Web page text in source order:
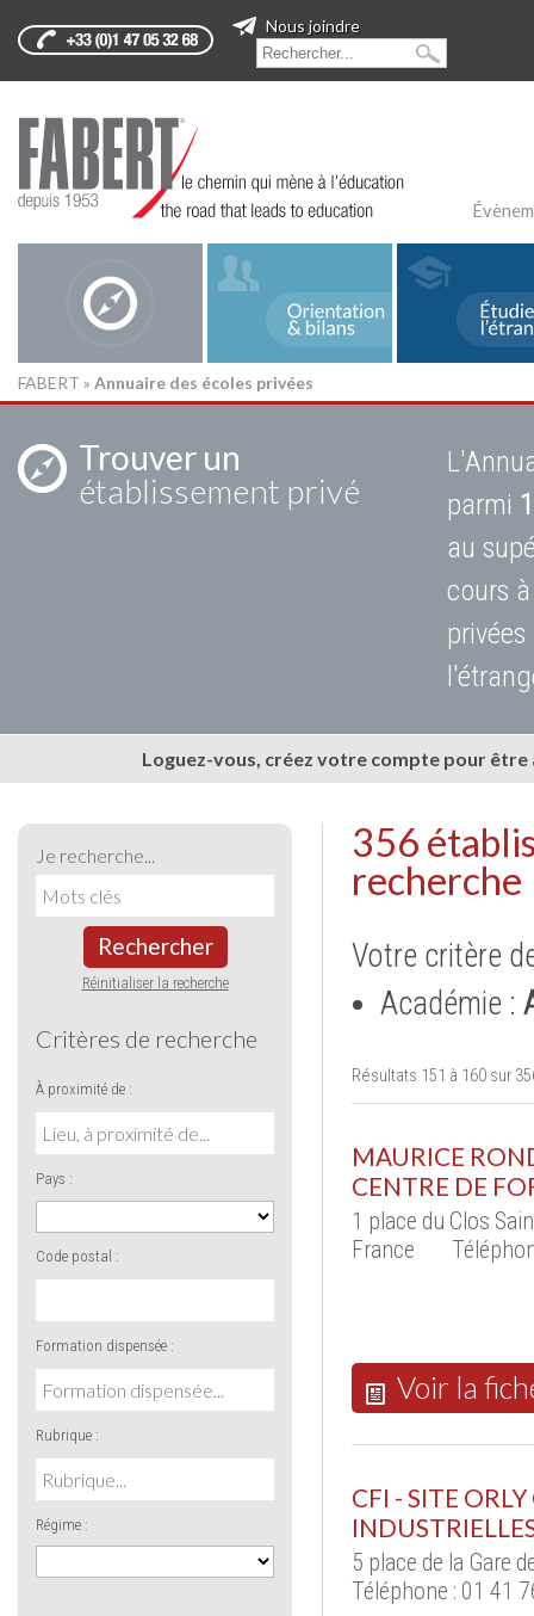
Nous joindre
FABERT » Annuaire des écoles privées
Trouver un
établissement privé
parmi
au
cours
Loguez-vous, créez votre compte pour
Je recherche...
Rechercher
Réinitialiser la recherche
Critères de recherche
À proximité de :
Pays :
Code postal :
Formation dispensée :
Rubrique :
Régime :
356
recherche
Votre critère
Académie :
Résultats 151 à 160 sur
MAURICE
CENTRE DE
1 place du Clos
France
Voir la
CFI - SITE
5 place de la Gare
Téléphone : 01 41